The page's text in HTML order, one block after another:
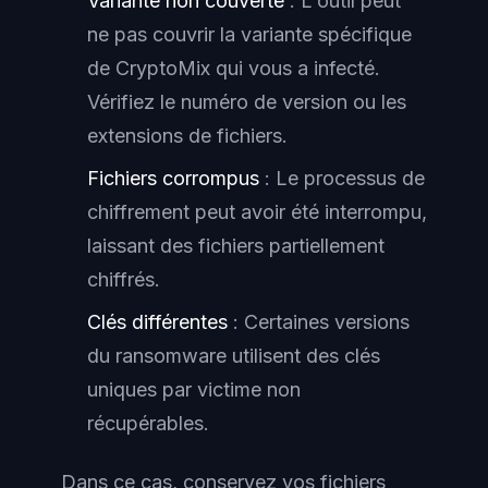
ne pas couvrir la variante spécifique
de CryptoMix qui vous a infecté.
Vérifiez le numéro de version ou les
extensions de fichiers.
Fichiers corrompus : Le processus de
chiffrement peut avoir été interrompu,
laissant des fichiers partiellement
chiffrés.
Clés différentes : Certaines versions
du ransomware utilisent des clés
uniques par victime non
récupérables.
Dans ce cas, conservez vos fichiers